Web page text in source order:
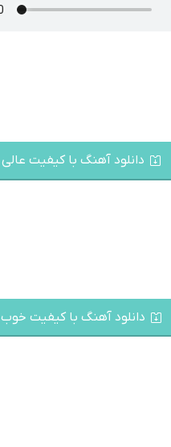
دانلود آهنگ با کیفیت عالی 320
دانلود آهنگ با کیفیت خوب 128